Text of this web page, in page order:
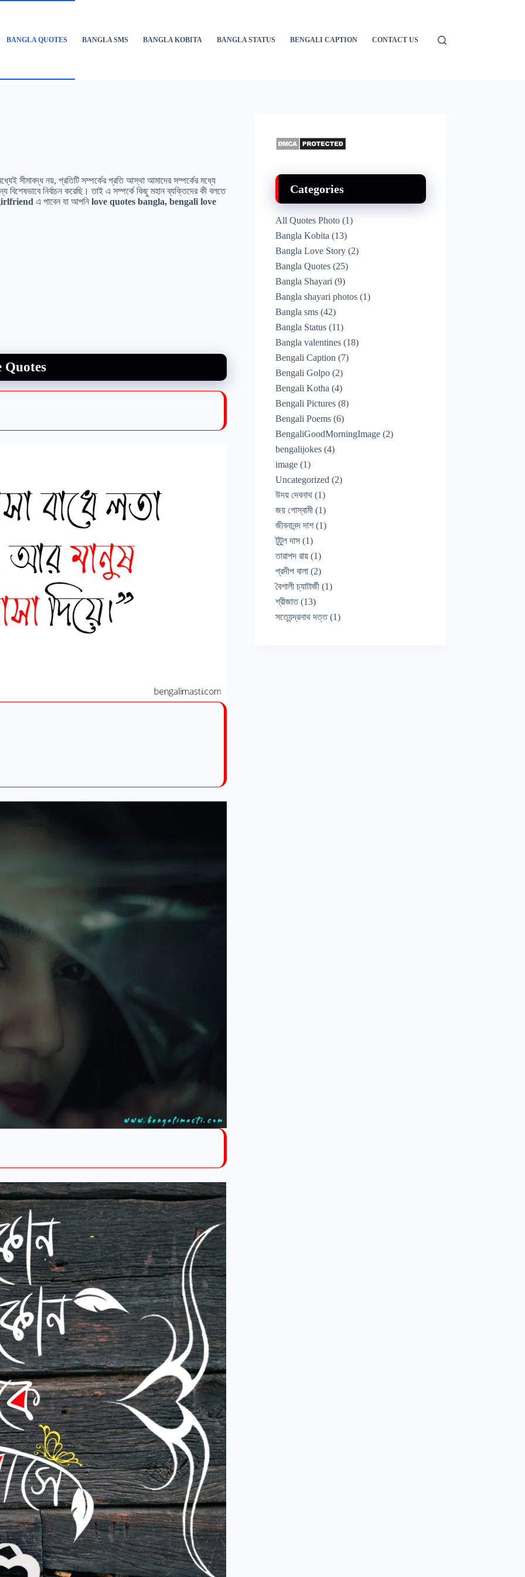
BANGLA QUOTES BANGLA SMS BANGLA KOBITA BANGLA STATUS BENGALI CAPTION CONTACT US
সীমাবদ্ধ নয়, প্রতিটি সম্পর্কের প্রতি আস্থা আমাদের সম্পর্কের মধ্যে
নির্বাচন করেছি। তাই এ সম্পর্কে কিছু মহান ব্যক্তিদের কী বলতে
এ পাবেন যা আপনি love quotes bangla, bengali love
Quotes
Categories
All Quotes Photo (1)
Bangla Kobita (13)
Bangla Love Story (2)
Bangla Quotes (25)
Bangla Shayari (9)
Bangla shayari photos (1)
Bangla sms (42)
Bangla Status (11)
Bangla valentines (18)
Bengali Caption (7)
Bengali Golpo (2)
Bengali Kotha (4)
Bengali Pictures (8)
Bengali Poems (6)
BengaliGoodMorningImage (2)
bengalijokes (4)
image (1)
Uncategorized (2)
উদয় দেবনাথ (1)
জয় গোস্বামী (1)
জীবনানন্দ দাশ(1)
টুটুল দাস (1)
তারাপদ রায় (1)
প্রদীপ বালা (2)
বৈশালী চ্যাটার্জী (1)
শ্রীজাত(13)
সত্যেন্দ্রনাথ দত্ত(1)